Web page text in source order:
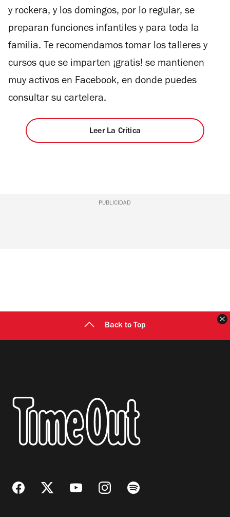
y rockera, y los domingos, por lo regular, se
preparan funciones infantiles y para toda la
familia. Te recomendamos tomar los talleres y
cursos que se imparten ¡gratis! se mantienen
muy activos en Facebook, en donde puedes
consultar su cartelera.
Leer La Crítica
PUBLICIDAD
Back to Top